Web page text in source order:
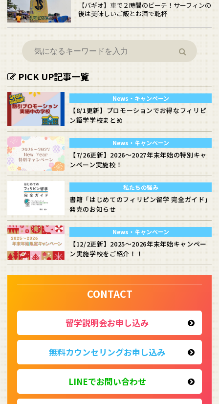
【バギオ】車で２時間のビーチ！サーフィンの
後は美味しいご飯とお酒で乾杯
PICK UP記事一覧
News・キャンペーン
【8/1更新】プロモーションでお得なフィリピ
ン語学学校まとめ
News・キャンペーン
【7/26更新】2026～2027年末年始の特別キャ
ンペーン実施校！
私たちの強み
書籍「はじめてのフィリピン留学 完全ガイド」
発売のお知らせ
News・キャンペーン
【12/2更新】2025～2026年末年始キャンペー
ン実施学校をご紹介！！
CONTACT
留学説明会お申し込み
無料カウンセリングお申し込み
LINEでお問い合わせ